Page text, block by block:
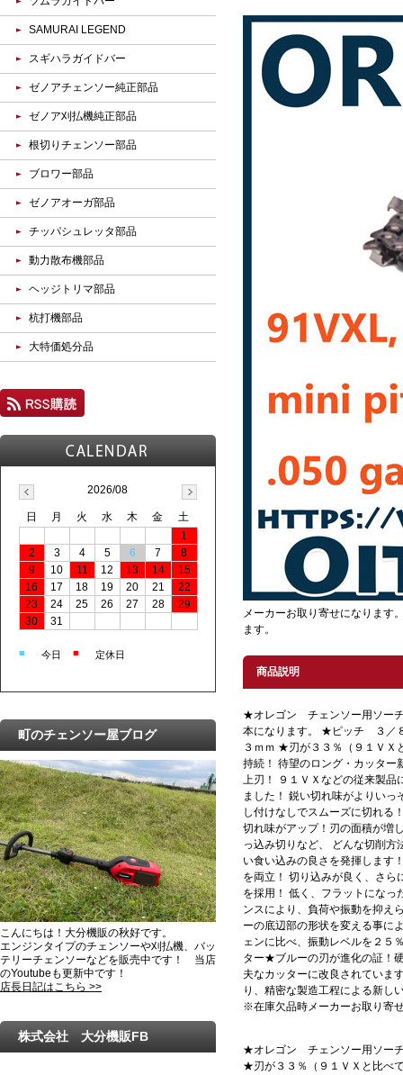
メーカーお取り寄せになります
ます。
商品説明
★オレゴン チェンソー用ソー
本になります。 ★ピッチ
３ｍｍ ★刃が３３％（９１ＶＸ
持続！ 待望のロング・カッタ
上刃！ ９１ＶＸなどの従来製品
ました！ 鋭い切れ味がよりい
し付けなしでスムーズに切れる
切れ味がアップ！刃の面積が増
っ込み切りなど、 どんな切削方
い食い込みの良さを発揮します
を両立！ 切り込みが良く、さ
を採用！ 低く、フラットになっ
ンスにより、負荷や振動を抑え
ーの底辺部の形状を変える事に
ェンに比べ、振動レベルを２５
ター★ブルーの刃が進化の証！
夫なカッターに改良されてい
り、精密な製造工程による新し
※在庫欠品時メーカーお取り寄
★オレゴン チェンソー用ソ
★刃が３３％（９１ＶＸと比べ
SAMURAI LEGEND
スギハラガイドバー
ゼノアチェンソー純正部品
ゼノア刈払機純正部品
根切りチェンソー部品
ブロワー部品
ゼノアオーガ部品
チッパシュレッタ部品
動力散布機部品
ヘッジトリマ部品
杭打機部品
大特価処分品
2026/08
日 月 火 水 木 金
土
1
2
3 4 5 6 7
8
9
10 11 12 13 14
15
16
17 18 19 20 21
22
23
24 25 26 27 28
29
30
31
■ 今日 ■ 定休日
町のチェンソー屋ブログ
こんにちは！大分機販の秋好です。
エンジンタイプのチェンソーや刈払機、バッ
テリーチェンソーなどを販売中です！ 当店
のYoutubeも更新中です！
店長日記はこちら >>
株式会社 大分機販FB